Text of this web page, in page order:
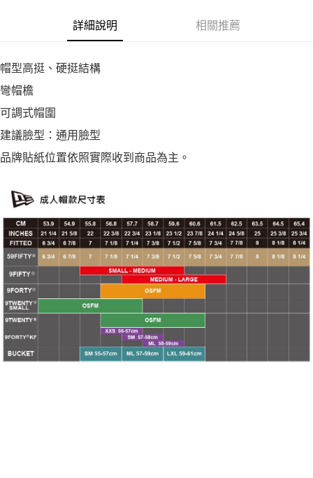
詳細說明 相關推薦
帽型高挺、硬挺結構
彎帽檐
可調式帽圍
建議臉型：通用臉型
品牌貼紙位置依照實際收到商品為主。